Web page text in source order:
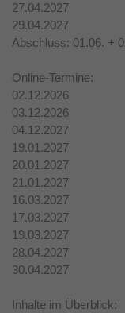
27.04.2027
29.04.2027
Abschluss: 01.06. +
Online-Termine:
02.12.2026
03.12.2026
04.12.2027
19.01.2027
20.01.2027
21.01.2027
16.03.2027
17.03.2027
19.03.2027
28.04.2027
30.04.2027
Inhalte im Überblick: